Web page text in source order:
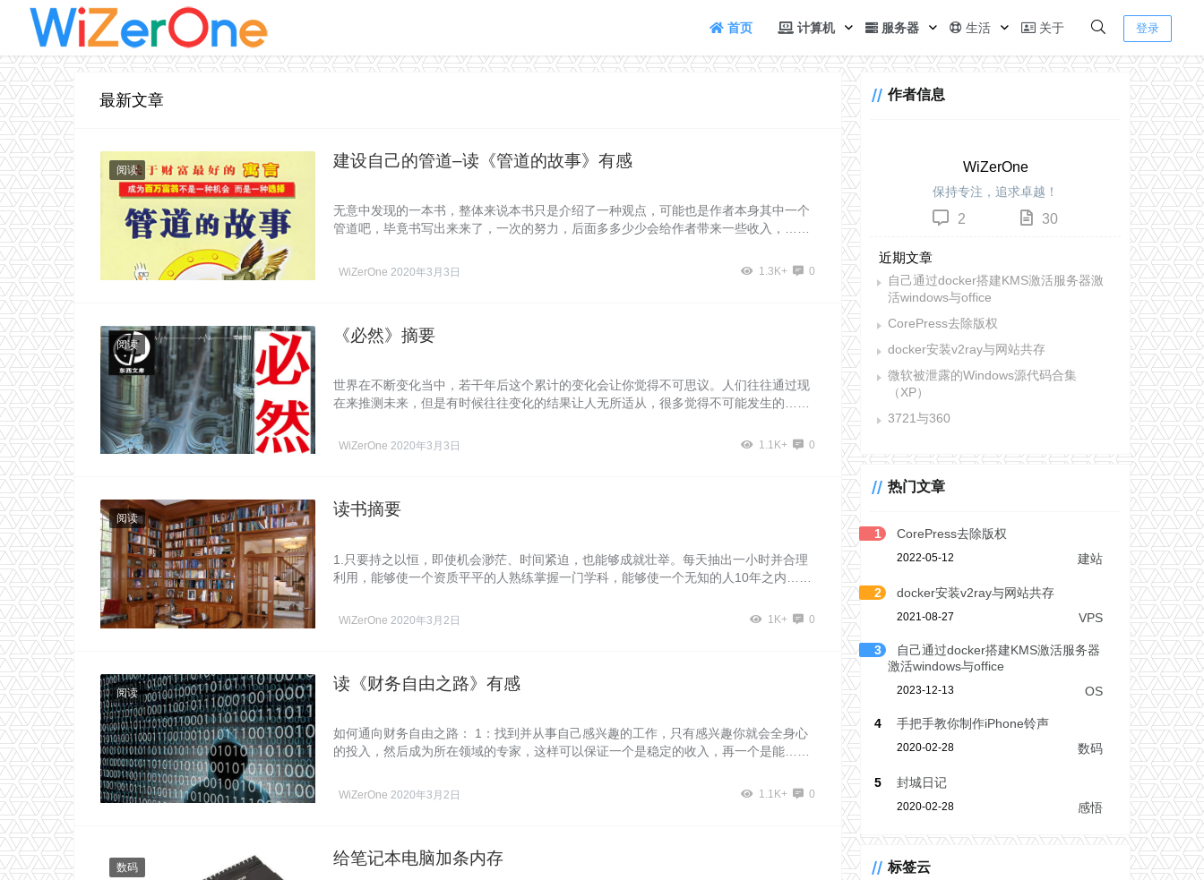
首页 计算机 服务器 生活 关于 登录
最新文章
阅读 建设自己的管道–读《管道的故事》有感
无意中发现的一本书，整体来说本书只是介绍了一种观点，可能也是作者本身其中一个
管道吧，毕竟书写出来来了，一次的努力，后面多多少少会给作者带来一些收入，……
WiZerOne 2020年3月3日 1.3K+ 0
阅读 《必然》摘要
世界在不断变化当中，若干年后这个累计的变化会让你觉得不可思议。人们往往通过现
在来推测未来，但是有时候往往变化的结果让人无所适从，很多觉得不可能发生的……
WiZerOne 2020年3月3日 1.1K+ 0
阅读 读书摘要
1.只要持之以恒，即使机会渺茫、时间紧迫，也能够成就壮举。每天抽出一小时并合理
利用，能够使一个资质平平的人熟练掌握一门学科，能够使一个无知的人10年之内……
WiZerOne 2020年3月2日 1K+ 0
阅读 读《财务自由之路》有感
如何通向财务自由之路： 1：找到并从事自己感兴趣的工作，只有感兴趣你就会全身心
的投入，然后成为所在领域的专家，这样可以保证一个是稳定的收入，再一个是能……
WiZerOne 2020年3月2日 1.1K+ 0
数码 给笔记本电脑加条内存
作者信息
WiZerOne
保持专注，追求卓越！
2 30
近期文章
自己通过docker搭建KMS激活服务器激
活windows与office
CorePress去除版权
docker安装v2ray与网站共存
微软被泄露的Windows源代码合集
（XP）
3721与360
热门文章
1 CorePress去除版权
2022-05-12 建站
2 docker安装v2ray与网站共存
2021-08-27 VPS
3
自己通过docker搭建KMS激活服务器
激活windows与office
2023-12-13 OS
4 手把手教你制作iPhone铃声
2020-02-28 数码
5 封城日记
2020-02-28 感悟
标签云